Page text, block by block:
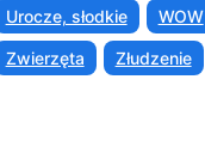
Urocze, słodkie WOW
Zwierzęta Złudzenie